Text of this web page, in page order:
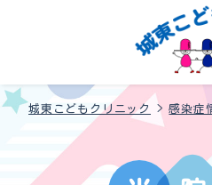
城東こどもクリニック >感染症